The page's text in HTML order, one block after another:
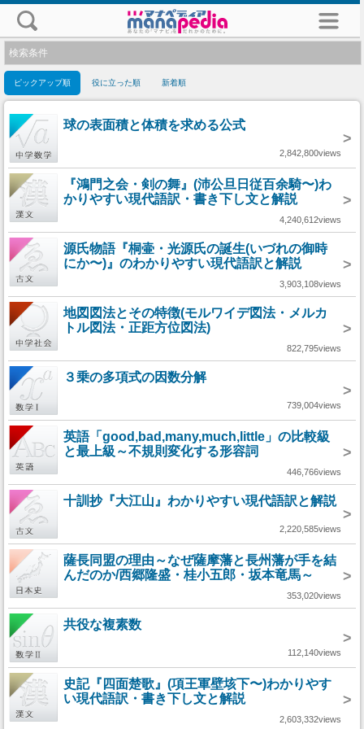
検索条件
ピックアップ順 役に立った順 新着順
球の表面積と体積を求める公式
>
2,842,800views
『鴻門之会・剣の舞』(沛公旦日従百余騎〜)わ
かりやすい現代語訳・書き下し文と解説
>
4,240,612views
源氏物語『桐壷・光源氏の誕生(いづれの御時
にか〜)』のわかりやすい現代語訳と解説
>
3,903,108views
地図図法とその特徴(モルワイデ図法・メルカ
トル図法・正距方位図法)
>
822,795views
３乗の多項式の因数分解
>
739,004views
英語「good,bad,many,much,little」の比較級
と最上級～不規則変化する形容詞
>
446,766views
十訓抄『大江山』わかりやすい現代語訳と解説
>
2,220,585views
薩長同盟の理由～なぜ薩摩藩と長州藩が手を結
んだのか/西郷隆盛・桂小五郎・坂本竜馬～
>
353,020views
共役な複素数
>
112,140views
史記『四面楚歌』(項王軍壁垓下〜)わかりやす
い現代語訳・書き下し文と解説
>
2,603,332views